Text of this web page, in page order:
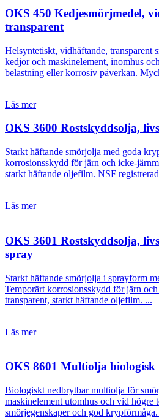
OKS 450 Kedjesmörjmedel,
transparent
Helsyntetiskt, vidhäftande, transparent
kedjor och maskinelement, inomhus
belastning eller korrosiv påverkan.
Läs mer
OKS 3600 Rostskyddsolja,
Starkt häftande smörjolja med goda
korrosionsskydd för järn och icke-
starkt häftande oljefilm. NSF
Läs mer
OKS 3601 Rostskyddsolja,
spray
Starkt häftande smörjolja i sprayform
Temporärt korrosionsskydd för järn
transparent, starkt häftande oljefilm. ...
Läs mer
OKS 8601 Multiolja biologisk
Biologiskt nedbrytbar multiolja för
maskinelement utomhus och vid högre
smörjegenskaper och god